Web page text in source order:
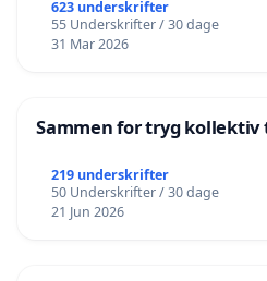
623 underskrifter
55 Underskrifter / 30 dage
31 Mar 2026
Sammen for tryg kollektiv
219 underskrifter
50 Underskrifter / 30 dage
21 Jun 2026